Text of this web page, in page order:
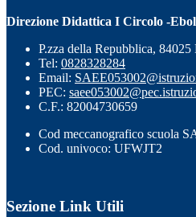
Direzione Didattica I Circolo -
P.zza della Repubblica,
Tel: 0828328284
Email:
PEC:
C.F.: 82004730659
Cod meccanografico scuola
Cod. univoco: UFWJT2
Sezione Link Utili